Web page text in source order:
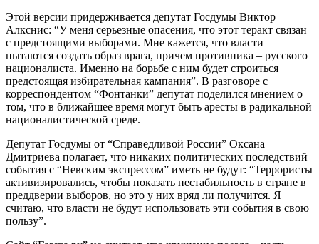
Этой версии придерживается депутат Госдумы Виктор
Алкснис: “У меня серьезные опасения, что этот теракт связан
с предстоящими выборами. Мне кажется, что власти
пытаются создать образ врага, причем противника – русского
националиста. Именно на борьбе с ним будет строиться
предстоящая избирательная кампания”. В разговоре с
корреспондентом “Фонтанки” депутат поделился мнением о
том, что в ближайшее время могут быть аресты в радикальной
националистической среде.
Депутат Госдумы от “Справедливой России” Оксана
Дмитриева полагает, что никаких политических последствий
события с “Невским экспрессом” иметь не будут: “Террористы
активизировались, чтобы показать нестабильность в стране в
преддверии выборов, но это у них вряд ли получится. Я
считаю, что власти не будут использовать эти события в свою
пользу”.